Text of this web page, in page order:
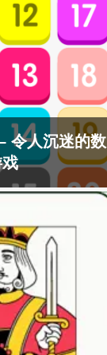
令人沉迷的数